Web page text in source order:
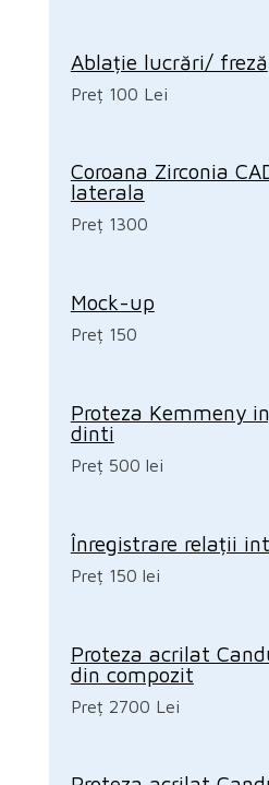
Ablație lucrări/ freză
Preț 100 Lei
Coroana Zirconia
laterala
Preț 1300
Mock-up
Preț 150
Proteza Kemmeny
dinti
Preț 500 lei
Înregistrare relații
Preț 150 lei
Proteza acrilat
din compozit
Preț 2700 Lei